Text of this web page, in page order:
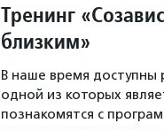
Тренинг
близким»
В наше время
одной из которых
познакомятся с